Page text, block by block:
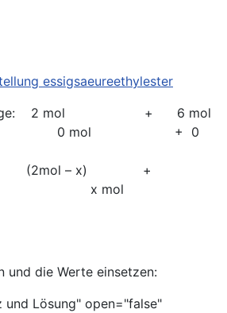
2 mol + 6 mol
+ 0
(2mol – x) +
x) ⇌ x mol
und die Werte einsetzen:
Lösung" open="false"